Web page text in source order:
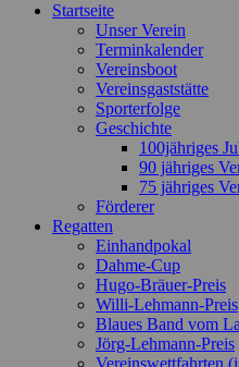
oben
Startseite
Unser Verein
Terminkalender
Vereinsboot
Vereinsgaststätte
Sporterfolge
Geschichte
100jähriges
90 jähriges
75 jähriges
Förderer
Regatten
Einhandpokal
Dahme-Cup
Hugo-Bräuer-Preis
Willi-Lehmann-Preis
Blaues Band vom
Jörg-Lehmann-Preis